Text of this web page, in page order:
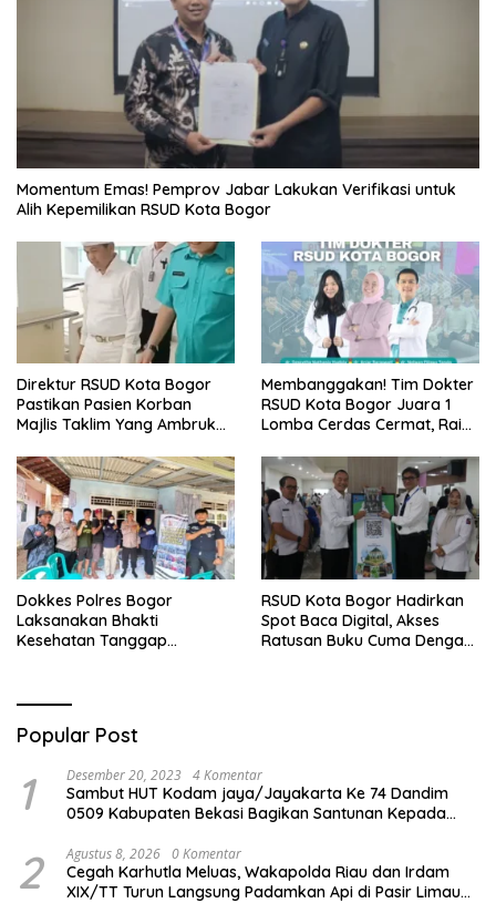
Momentum Emas! Pemprov Jabar Lakukan Verifikasi untuk
Alih Kepemilikan RSUD Kota Bogor
Direktur RSUD Kota Bogor
Pastikan Pasien Korban
Majlis Taklim Yang Ambruk
Perawatan Maksimal
Membanggakan! Tim Dokter
RSUD Kota Bogor Juara 1
Lomba Cerdas Cermat, Raih
Se-Bogor
Dokkes Polres Bogor
Laksanakan Bhakti
Kesehatan Tanggap
RSUD Kota Bogor Hadirkan
Spot Baca Digital, Akses
Ratusan Buku Cuma Dengan
Popular Post
1 Desember 20, 2023 4 Komentar
Sambut HUT Kodam jaya/Jayakarta Ke 74 Dandim
0509 Kabupaten Bekasi Bagikan Santunan Kepada
2 Agustus 8, 2026 0 Komentar
Cegah Karhutla Meluas, Wakapolda Riau dan Irdam
XIX/TT Turun Langsung Padamkan Api di Pasir Limau